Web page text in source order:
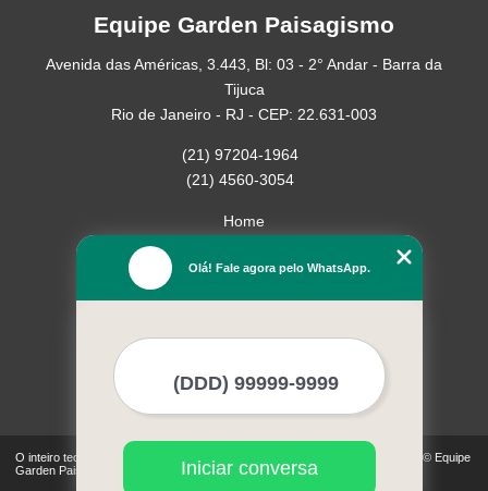
Equipe Garden Paisagismo
Avenida das Américas, 3.443, Bl: 03 - 2° Andar - Barra da
Tijuca
Rio de Janeiro - RJ - CEP: 22.631-003
(21) 97204-1964
(21) 4560-3054
Home
Missão
O inteiro teor deste site está sujeito à proteção de direitos autorais. Copyright© Equipe
Garden Paisagismo (Lei 9610 de 19/02/1998)
Olá! Fale agora pelo WhatsApp.
Iniciar conversa